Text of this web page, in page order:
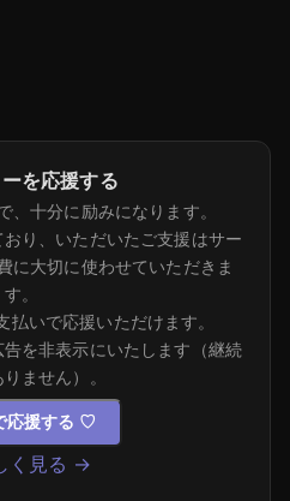
を応援する
、十分に励みになります。
り、いただいたご支援はサー
に大切に使わせていただきま
す。
払いで応援いただけます。
を非表示にいたします（継続
ません）。
応援する ♡
く見る →